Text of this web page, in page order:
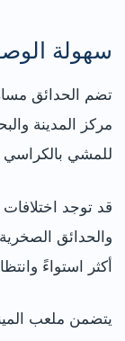
سهولة
تضم الحدائق
مركز المدينة
للمشي بالكراسي
قد توجد
والحدائق
أكثر استواءً